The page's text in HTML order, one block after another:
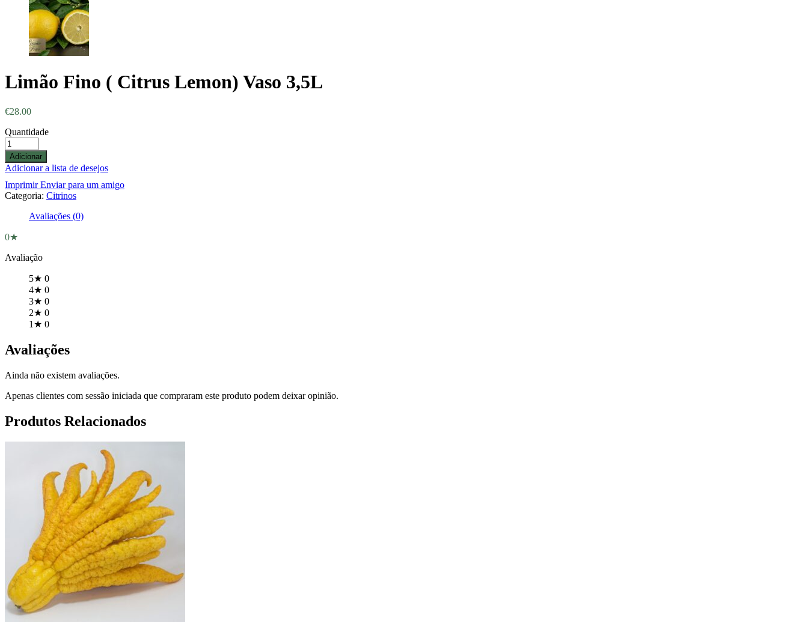
Limão Fino ( Citrus Lemon) Vaso 3,5L
€28.00
Quantidade
Adicionar
Adicionar a lista de desejos
ImprimirEnviar para um amigo
Categoria: Citrinos
Avaliações (0)
0★
Avaliação
5★ 0
4★ 0
3★ 0
2★ 0
1★ 0
Avaliações
Ainda não existem avaliações.
Apenas clientes com sessão iniciada que compraram este produto podem deixar opinião.
Produtos Relacionados